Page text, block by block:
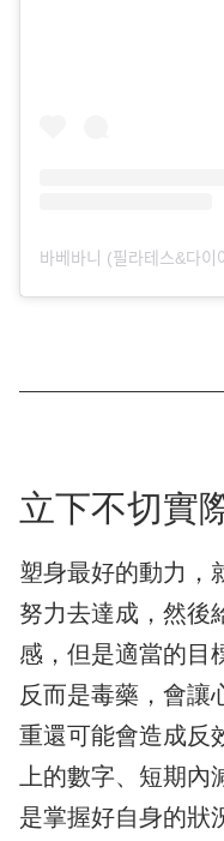
立下不切實
塑身最好的動力，
努力去達成，然後
感，但是適當的目
反而是毒藥，會讓
重還可能會造成反
上的數字、短期
是掌握好自身的狀